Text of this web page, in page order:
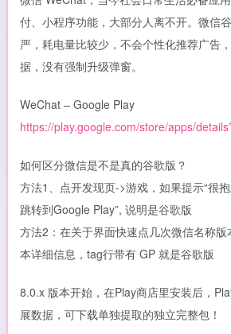
付、小程序功能，大部分人离不开。微信
严，耗电量比较少，不会个性化推荐广告
据，没有强制升级弹窗。
WeChat – Google Play
https://play.google.com/store/apps/
如何区分微信是不是真的谷歌版？
方法1、点开发现页->游戏，如果提示“很
跳转到Google Play”, 说明是谷歌版
方法2：在关于界面快速点几次微信名称
本详细信息，tag行带有 GP 就是谷歌版
8.0.x 版本开始，在Play商店里安装后，
展数据，可下载单独提取的独立完整包！